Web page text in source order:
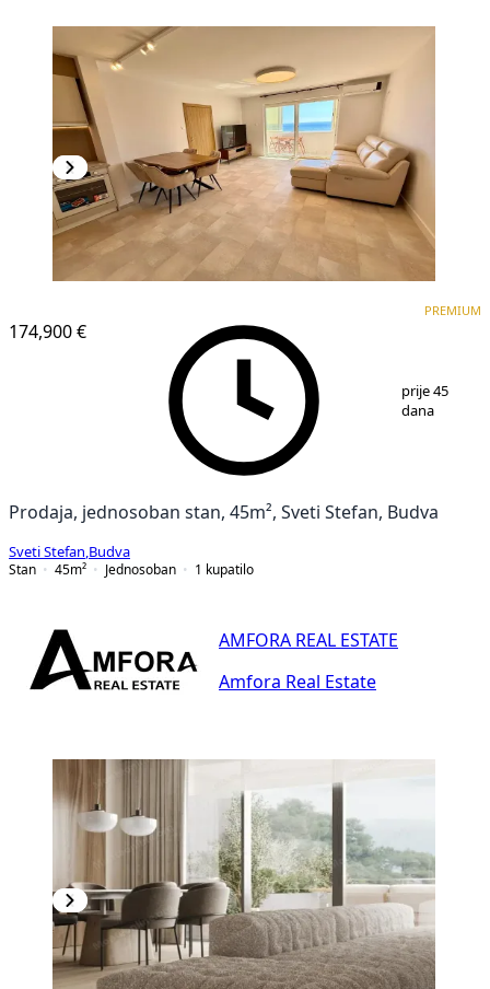
174,900 €
PREMIUM
prije 45
dana
Prodaja, jednosoban stan, 45m², Sveti Stefan, Budva
Sveti Stefan Budva
Stan
45m² Jednosoban 1 kupatilo
AMFORA REAL ESTATE
Amfora Real Estate